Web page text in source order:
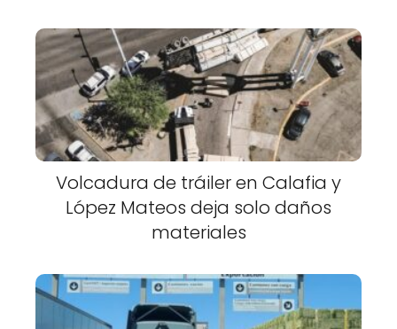
Volcadura de tráiler en Calafia y
López Mateos deja solo daños
materiales